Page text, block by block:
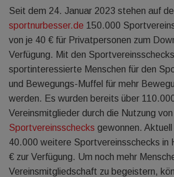
Seit dem 24. Januar 2023 stehen auf
sportnurbesser.de 150.000
von je 40 € für Privatpersonen zum
Verfügung. Mit den
sportinteressierte Menschen für den
und Bewegungs-Muffel für mehr
werden. Es wurden bereits über
Vereinsmitglieder durch die Nutzung von
Sportvereinsschecks gewonnen. Aktuell
40.000 weitere Sportvereinsschecks in
€ zur Verfügung. Um noch mehr
Vereinsmitgliedschaft zu begeistern,